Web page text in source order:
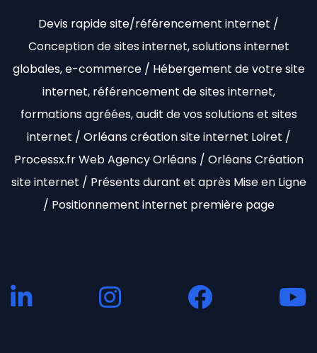
Devis rapide site/référencement internet /
Conception de sites internet, solutions internet
globales, e-commerce / Hébergement de votre site
internet, référencement de sites internet,
formations agréées, audit de vos solutions et sites
internet / Orléans création site internet Loiret /
Processx.fr Web Agency Orléans / Orléans Création
site internet / Présents durant et après Mise en Ligne
/ Positionnement internet première page